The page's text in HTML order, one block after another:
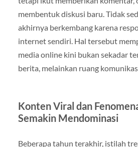
membentuk diskusi baru. Tidak
akhirnya berkembang karena
internet sendiri. Hal tersebut
media online kini bukan sekadar
berita, melainkan ruang
Konten Viral dan
Semakin Mendominasi
Beberapa tahun terakhir, istilah